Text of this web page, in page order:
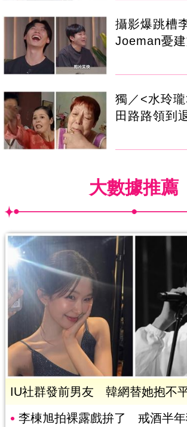
攝影爆跳槽
Joeman憂
獨／<水玲
田路路領到
大數據推薦
IU社群發前男友 韓網替她抱不
李棟旭拍裸露戲拚了 戒酒半